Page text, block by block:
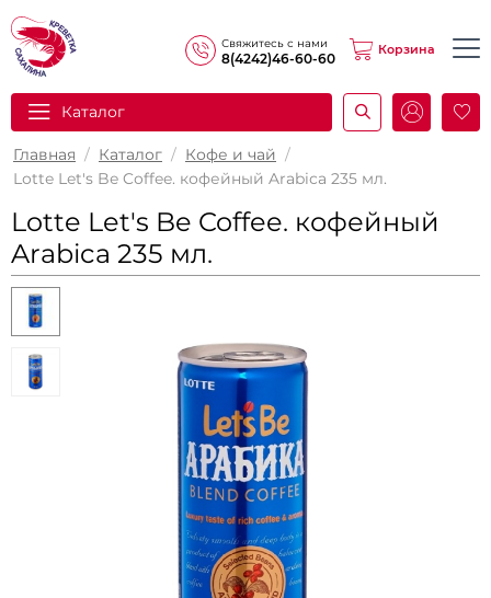
Свяжитесь с нами
8(4242)46-60-60
Корзина
Каталог
Главная / Каталог / Кофе и чай /
Lotte Let's Be Coffee. кофейный Arabica 235 мл.
Lotte Let's Be Coffee. кофейный
Arabica 235 мл.